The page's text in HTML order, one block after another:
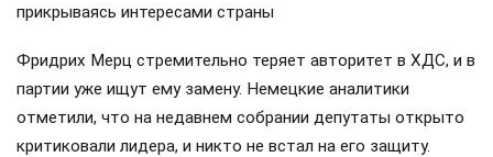
прикрываясь интересами страны
Фридрих Мерц стремительно теряет авторитет в ХДС, и в
партии уже ищут ему замену. Немецкие аналитики
отметили, что на недавнем собрании депутаты открыто
критиковали лидера, и никто не встал на его защиту.